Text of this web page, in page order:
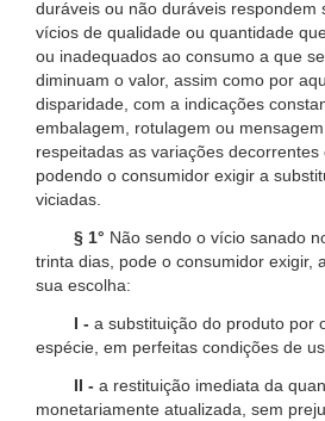
duráveis ou não duráveis respondem
vícios de qualidade ou quantidade
ou inadequados ao consumo a que
diminuam o valor, assim como por
disparidade, com a indicações
embalagem, rotulagem ou mensagem
respeitadas as variações decorrentes
podendo o consumidor exigir a
viciadas.
§ 1° Não sendo o vício sanado
trinta dias, pode o consumidor exigir,
sua escolha:
I - a substituição do produto por
espécie, em perfeitas condições de
II - a restituição imediata da
monetariamente atualizada, sem